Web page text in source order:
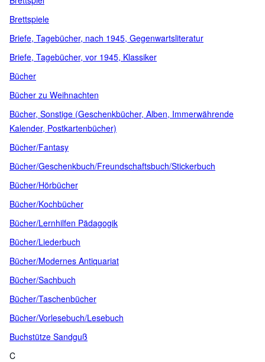
Brettspiele
Briefe, Tagebücher, nach 1945, Gegenwartsliteratur
Briefe, Tagebücher, vor 1945, Klassiker
Bücher
Bücher zu Weihnachten
Bücher, Sonstige (Geschenkbücher, Alben, Immerwährende
Kalender, Postkartenbücher)
Bücher/Fantasy
Bücher/Geschenkbuch/Freundschaftsbuch/Stickerbuch
Bücher/Hörbücher
Bücher/Kochbücher
Bücher/Lernhilfen Pädagogik
Bücher/Liederbuch
Bücher/Modernes Antiquariat
Bücher/Sachbuch
Bücher/Taschenbücher
Bücher/Vorlesebuch/Lesebuch
Buchstütze Sandguß
C